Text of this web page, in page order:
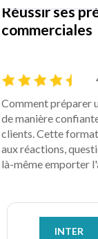
Réussir ses
commerciales
Comment préparer
de manière
clients. Cette
aux réactions,
là-même emporter
INTER